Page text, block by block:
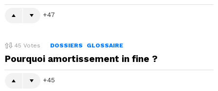
47
45 Votes DOSSIERS GLOSSAIRE
Pourquoi amortissement in fine ?
45